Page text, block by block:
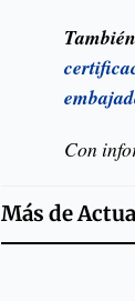
Con
Más de